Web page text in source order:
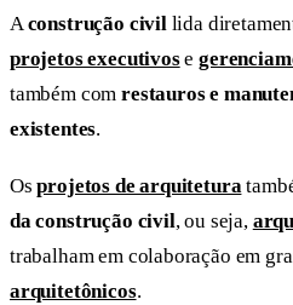
A construção civil lida
projetos executivose
também comrestauros e
existentes.
Osprojetos de arquitetura
da construção civil, ou seja,
trabalham em colaboração em
arquitetônicos.